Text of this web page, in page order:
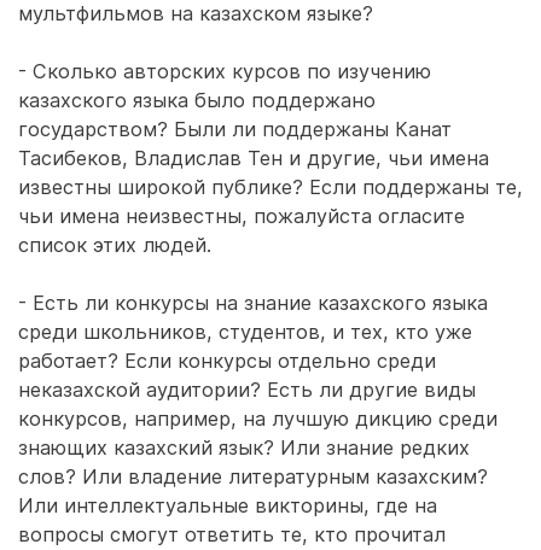
мультфильмов на казахском языке?
- Сколько авторских курсов по изучению
казахского языка было поддержано
государством? Были ли поддержаны Канат
Тасибеков, Владислав Тен и другие, чьи имена
известны широкой публике? Если поддержаны те,
чьи имена неизвестны, пожалуйста огласите
список этих людей.
- Есть ли конкурсы на знание казахского языка
среди школьников, студентов, и тех, кто уже
работает? Если конкурсы отдельно среди
неказахской аудитории? Есть ли другие виды
конкурсов, например, на лучшую дикцию среди
знающих казахский язык? Или знание редких
слов? Или владение литературным казахским?
Или интеллектуальные викторины, где на
вопросы смогут ответить те, кто прочитал